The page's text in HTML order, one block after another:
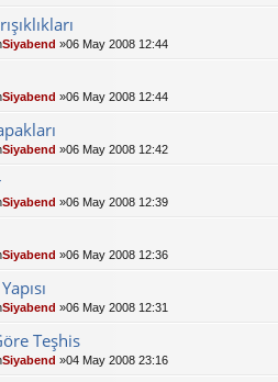
Siyabend »06 May 2008 12:44
Siyabend »06 May 2008 12:44
Siyabend »06 May 2008 12:42
Siyabend »06 May 2008 12:39
Siyabend »06 May 2008 12:36
Siyabend »06 May 2008 12:31
Teşhis
Siyabend »04 May 2008 23:16